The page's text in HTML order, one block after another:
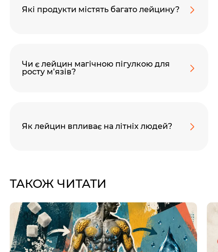
Які продукти містять багато лейцину?
Чи є лейцин магічною пігулкою для
росту м’язів?
Як лейцин впливає на літніх людей?
ТАКОЖ ЧИТАТИ